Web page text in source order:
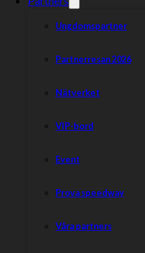
Ungdomspartner
Partnerresan 2026
Nätverket
VIP-bord
Event
Prova speedway
Våra partners